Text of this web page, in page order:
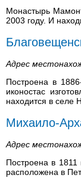
Монастырь
2003 году. И
Адрес
Построена в
иконостас
находится в селе
Михаило-
Адрес
Построена в 1811
расположена в